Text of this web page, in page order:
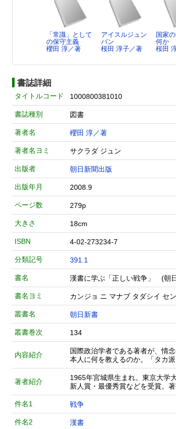
「常識」として
の保守主義
櫻田 淳／著
アイスルジュン
バン
桜田 淳子／著
国家
何か
桜田
書誌詳細
タイトルコード 1000800381010
書誌種別 図書
著者名 櫻田 淳／著
著者名ヨミ サクラダ ジュン
出版者 朝日新聞出版
出版年月 2008.9
ページ数 279p
大きさ 18cm
ISBN 4-02-273234-7
分類記号 391.1
書名 漢書に学ぶ「正しい戦争」
書名ヨミ カンジョ ニ マナブ タダシイ セ
叢書名 朝日新書
叢書巻次 134
内容紹介
国際政治学者である著者が、情
本人に何を教えるのか。「タカ
著者紹介
1965年宮城県生まれ。東京大学
新人賞・最優秀賞などを受賞。
件名1 戦争
件名2 漢書